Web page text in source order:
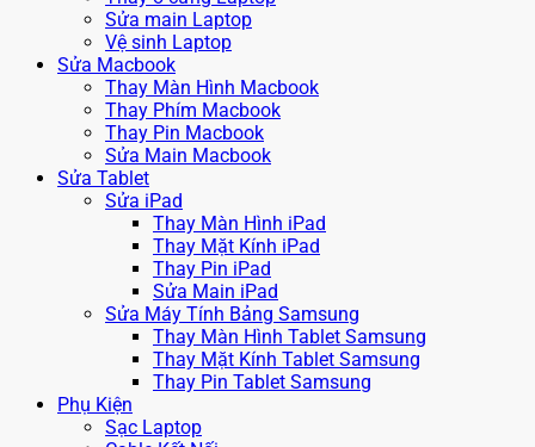
Sửa main Laptop
Vệ sinh Laptop
Sửa Macbook
Thay Màn Hình Macbook
Thay Phím Macbook
Thay Pin Macbook
Sửa Main Macbook
Sửa Tablet
Sửa iPad
Thay Màn Hình iPad
Thay Mặt Kính iPad
Thay Pin iPad
Sửa Main iPad
Sửa Máy Tính Bảng Samsung
Thay Màn Hình Tablet Samsung
Thay Mặt Kính Tablet Samsung
Thay Pin Tablet Samsung
Phụ Kiện
Sạc Laptop